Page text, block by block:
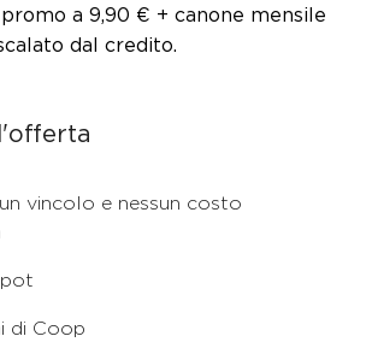
a 9,90 € + canone mensile
dal credito.
vincolo e nessun costo
di Coop